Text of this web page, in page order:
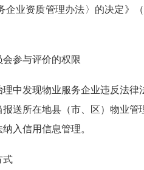
资质管理办法〉的决定》
参与评价的权限
发现物业服务企业违反法律
送所在地县（市、区）物业
入信用信息管理。
式